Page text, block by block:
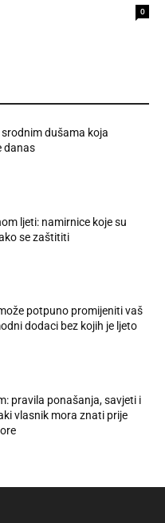
0
dušama koja
danas
ljeti: namirnice koje su
se zaštititi
potpuno promijeniti vaš
dodaci bez kojih je ljeto
pravila ponašanja, savjeti i
vlasnik mora znati prije